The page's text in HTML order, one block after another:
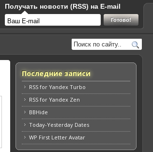
Получать новости (RSS) на E-mail
Последние записи
RSS for Yandex Turbo
RSS for Yandex Zen
BBHide
Today-Yesterday Dates
WP First Letter Avatar